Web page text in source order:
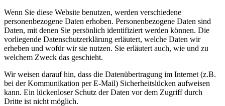
Wenn Sie diese Website benutzen, werden verschiedene
personenbezogene Daten erhoben. Personenbezogene Daten sind
Daten, mit denen Sie persönlich identifiziert werden können. Die
vorliegende Datenschutzerklärung erläutert, welche Daten wir
erheben und wofür wir sie nutzen. Sie erläutert auch, wie und zu
welchem Zweck das geschieht.
Wir weisen darauf hin, dass die Datenübertragung im Internet (z.B.
bei der Kommunikation per E-Mail) Sicherheitslücken aufweisen
kann. Ein lückenloser Schutz der Daten vor dem Zugriff durch
Dritte ist nicht möglich.